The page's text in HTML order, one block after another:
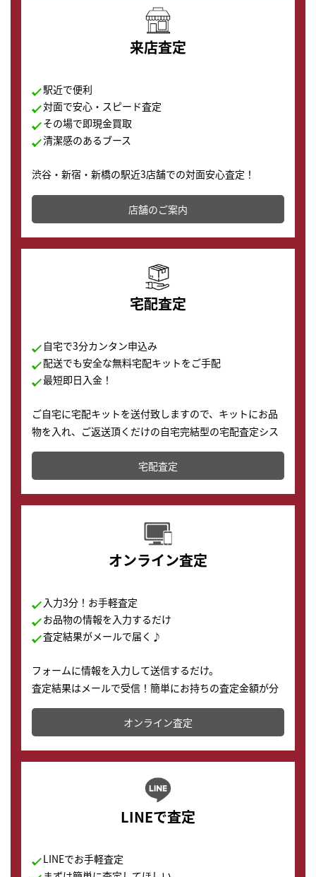
来店査定
駅近で便利
対面で安心・スピード査定
その場で即現金買取
清潔感のあるブース
渋谷・新宿・新橋の駅近3店舗での対面安心査定！
その場で現金買取致します。渋谷本店では、時計販売の
店舗を併設しており、下取りに出してお得に新しい時計
の購入もできます♪
店舗のご案内
宅配査定
自宅で3分カンタン申込み
配送でも安全な無料宅配キットをご手配
最短即日入金！
ご自宅に宅配キットを送付致しますので、キットにお品
物を入れ、ご返送頂くだけの自宅完結型の宅配査定シス
テムです。
配送でも簡単&安全に査定・買取に出すことが可能で
す。
宅配査定
オンライン査定
入力3分！お手軽査定
お品物の情報を入力するだけ
査定結果がメールで届く♪
フォームに情報を入力して送信するだけ。
査定結果はメールで受信！簡単にお持ちの査定金額が分
かります。
オンライン査定
LINEで査定
LINEでお手軽査定